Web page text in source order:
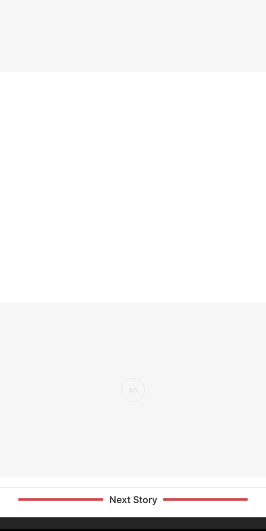
Next Story